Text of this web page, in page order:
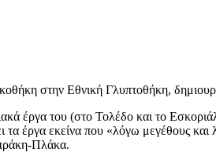
στην Εθνική Γλυπτοθήκη,
έργα του (στο Τολέδο και το
τα έργα εκείνα που «λόγω μεγέθους
Πλάκα.